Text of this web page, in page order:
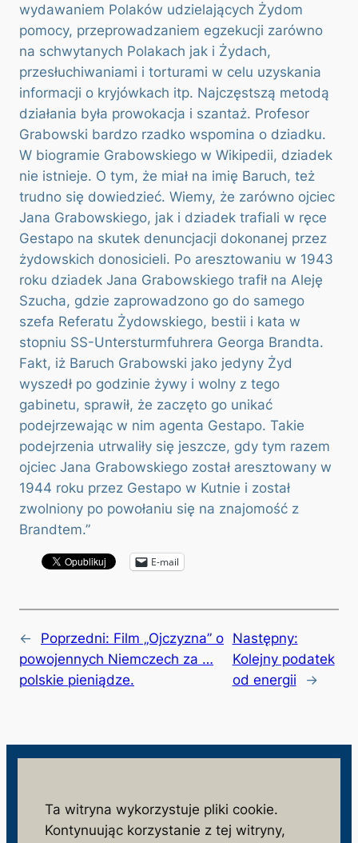
wydawaniem Polaków udzielających Żydom
pomocy, przeprowadzaniem egzekucji zarówno
na schwytanych Polakach jak i Żydach,
przesłuchiwaniami i torturami w celu uzyskania
informacji o kryjówkach itp. Najczęstszą metodą
działania była prowokacja i szantaż. Profesor
Grabowski bardzo rzadko wspomina o dziadku.
W biogramie Grabowskiego w Wikipedii, dziadek
nie istnieje. O tym, że miał na imię Baruch, też
trudno się dowiedzieć. Wiemy, że zarówno ojciec
Jana Grabowskiego, jak i dziadek trafiali w ręce
Gestapo na skutek denuncjacji dokonanej przez
żydowskich donosicieli. Po aresztowaniu w 1943
roku dziadek Jana Grabowskiego trafił na Aleję
Szucha, gdzie zaprowadzono go do samego
szefa Referatu Żydowskiego, bestii i kata w
stopniu SS-Untersturmfuhrera Georga Brandta.
Fakt, iż Baruch Grabowski jako jedyny Żyd
wyszedł po godzinie żywy i wolny z tego
gabinetu, sprawił, że zaczęto go unikać
podejrzewając w nim agenta Gestapo. Takie
podejrzenia utrwaliły się jeszcze, gdy tym razem
ojciec Jana Grabowskiego został aresztowany w
1944 roku przez Gestapo w Kutnie i został
zwolniony po powołaniu się na znajomość z
Brandtem.”
E-mail
← Poprzedni: Film „Ojczyzna” o
powojennych Niemczech za …
polskie pieniądze.
Następny:
Kolejny podatek
od energii
→
Ta witryna wykorzystuje pliki cookie.
Kontynuując korzystanie z tej witryny,